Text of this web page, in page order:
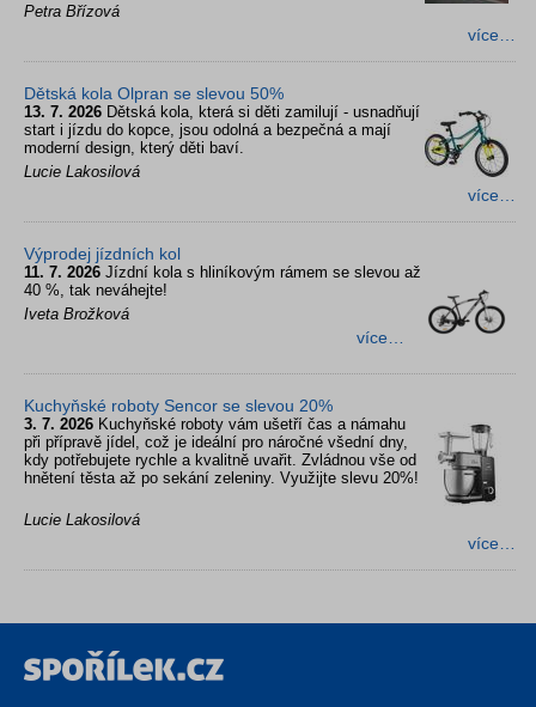
Petra Břízová
více…
Dětská kola Olpran se slevou 50%
13. 7. 2026 Dětská kola, která si děti zamilují - usnadňují
start i jízdu do kopce, jsou odolná a bezpečná a mají
moderní design, který děti baví.
Lucie Lakosilová
více…
Výprodej jízdních kol
11. 7. 2026 Jízdní kola s hliníkovým rámem se slevou až
40 %, tak neváhejte!
Iveta Brožková
více…
Kuchyňské roboty Sencor se slevou 20%
3. 7. 2026 Kuchyňské roboty vám ušetří čas a námahu
při přípravě jídel, což je ideální pro náročné všední dny,
kdy potřebujete rychle a kvalitně uvařit. Zvládnou vše od
hnětení těsta až po sekání zeleniny. Využijte slevu 20%!
Lucie Lakosilová
více…